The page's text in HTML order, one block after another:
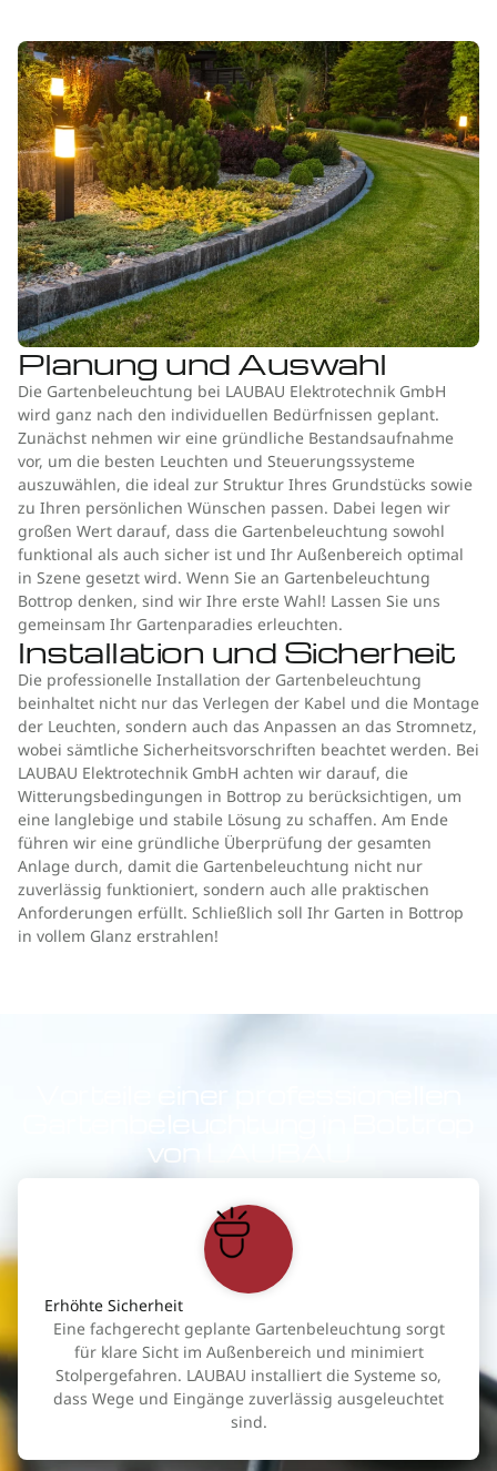
Planung und Auswahl
Die Gartenbeleuchtung bei LAUBAU Elektrotechnik GmbH
wird ganz nach den individuellen Bedürfnissen geplant.
Zunächst nehmen wir eine gründliche Bestandsaufnahme
vor, um die besten Leuchten und Steuerungssysteme
auszuwählen, die ideal zur Struktur Ihres Grundstücks sowie
zu Ihren persönlichen Wünschen passen. Dabei legen wir
großen Wert darauf, dass die Gartenbeleuchtung sowohl
funktional als auch sicher ist und Ihr Außenbereich optimal
in Szene gesetzt wird. Wenn Sie an Gartenbeleuchtung
Bottrop denken, sind wir Ihre erste Wahl! Lassen Sie uns
gemeinsam Ihr Gartenparadies erleuchten.
Installation und Sicherheit
Die professionelle Installation der Gartenbeleuchtung
beinhaltet nicht nur das Verlegen der Kabel und die Montage
der Leuchten, sondern auch das Anpassen an das Stromnetz,
wobei sämtliche Sicherheitsvorschriften beachtet werden. Bei
LAUBAU Elektrotechnik GmbH achten wir darauf, die
Witterungsbedingungen in Bottrop zu berücksichtigen, um
eine langlebige und stabile Lösung zu schaffen. Am Ende
führen wir eine gründliche Überprüfung der gesamten
Anlage durch, damit die Gartenbeleuchtung nicht nur
zuverlässig funktioniert, sondern auch alle praktischen
Anforderungen erfüllt. Schließlich soll Ihr Garten in Bottrop
in vollem Glanz erstrahlen!
von LAUBAU
Erhöhte Sicherheit
Eine fachgerecht geplante Gartenbeleuchtung sorgt
für klare Sicht im Außenbereich und minimiert
Stolpergefahren. LAUBAU installiert die Systeme so,
dass Wege und Eingänge zuverlässig ausgeleuchtet
sind.